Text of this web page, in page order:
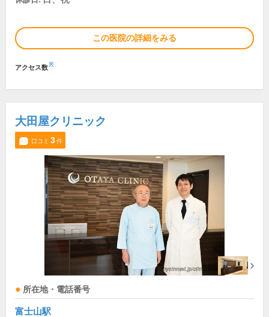
この医院の詳細をみる
アクセス数※
大田屋クリニック
口コミ 3件
所在地・電話番号
富士山駅